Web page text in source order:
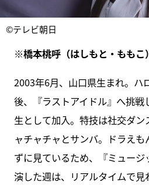
©テレビ朝日
※橋本桃呼（はしもと・ももこ
2003年6月、山口県生まれ。ハ
後、『ラストアイドル』へ挑戦
生として加入。特技は社交ダン
ャチャチャとサンバ。ドラえ
ずに見ているため、『ミュー
演した週は、リアルタイムで